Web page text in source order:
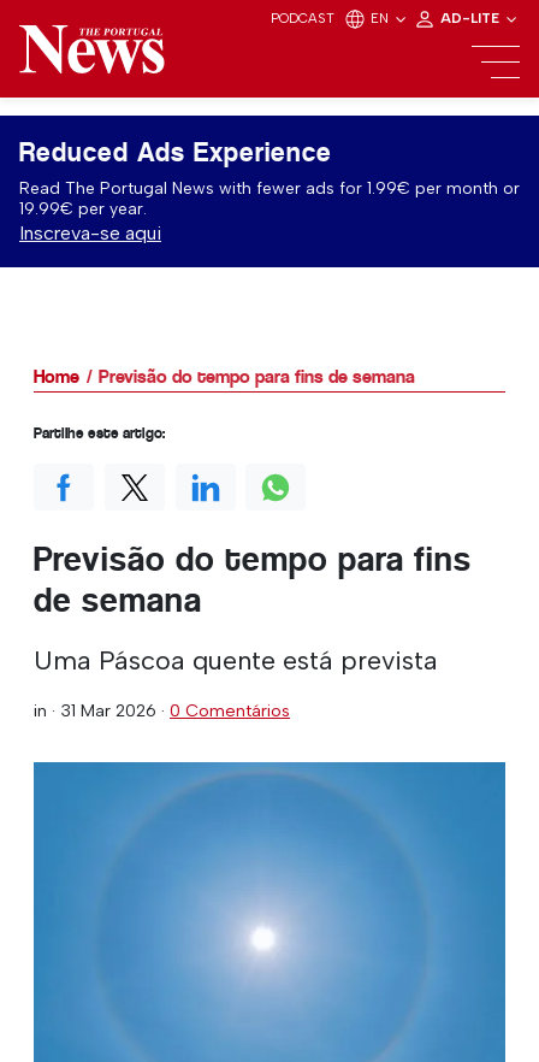
PODCAST EN AD-LITE
Reduced Ads Experience
Read The Portugal News with fewer ads for 1.99€ per month or
19.99€ per year.
Inscreva-se aqui
Home Previsão do tempo para fins de semana
Previsão do tempo para fins
de semana
Uma Páscoa quente está prevista
in · 31 Mar 2026 · 0 Comentários
Partilhe este artigo: